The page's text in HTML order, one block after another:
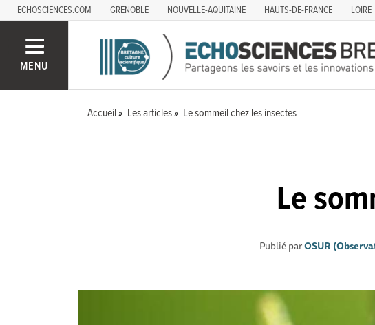
ECHOSCIENCES.COM GRENOBLE NOUVELLE-AQUITAINE HAUTS-DE-FRANCE LOIRE
MENU
Accueil Les articles Le sommeil chez les insectes
Le
Publié parOSUR